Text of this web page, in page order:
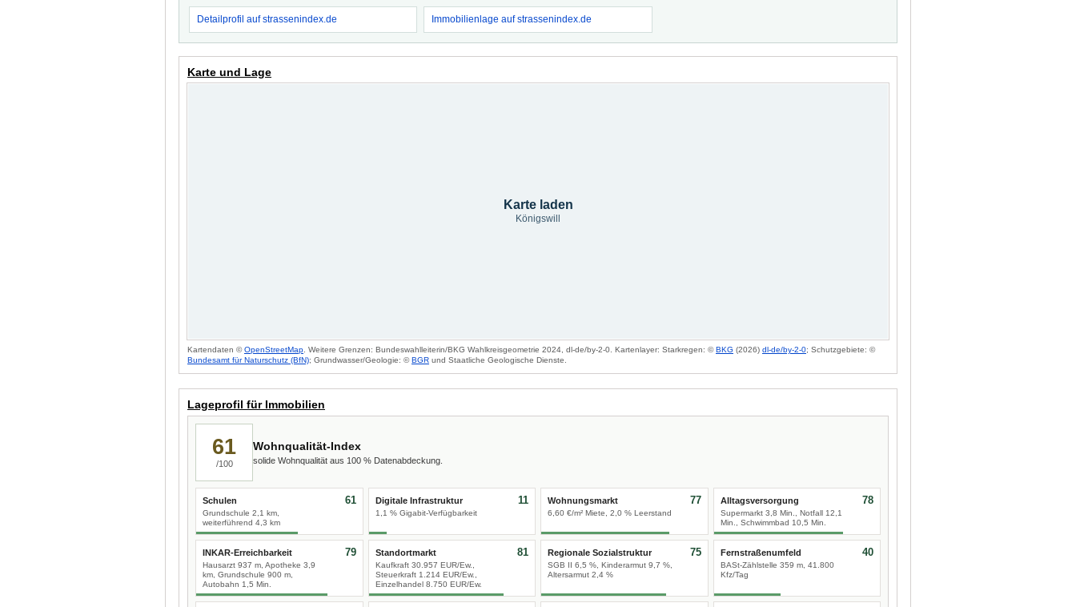
Detailprofil auf strassenindex.de Immobilienlage auf strassenindex.de
Karte und Lage
Karte laden
Königswill
Kartendaten ©OpenStreetMap . Weitere Grenzen: Bundeswahlleiterin/BKG Wahlkreisgeometrie 2024, dl-de/by-2-0. Kartenlayer: Starkregen: ©BKG (2026) dl-de/by-2-0; Schutzgebiete: ©
Bundesamt für Naturschutz (BfN); Grundwasser/Geologie: ©BGR und Staatliche Geologische Dienste.
Lageprofil für Immobilien
61
/100
Wohnqualität-Index
solide Wohnqualität aus 100 % Datenabdeckung.
Schulen
Grundschule 2,1 km,
weiterführend 4,3 km
61 Digitale Infrastruktur
1,1 % Gigabit-Verfügbarkeit
11 Wohnungsmarkt
6,60 €/m² Miete, 2,0 % Leerstand
77 Alltagsversorgung
Supermarkt 3,8 Min., Notfall 12,1
Min., Schwimmbad 10,5 Min.
78
INKAR-Erreichbarkeit
Hausarzt 937 m, Apotheke 3,9
km, Grundschule 900 m,
Autobahn 1,5 Min.
79 Standortmarkt
Kaufkraft 30.957 EUR/Ew.,
Steuerkraft 1.214 EUR/Ew.,
Einzelhandel 8.750 EUR/Ew.
81 Regionale Sozialstruktur
SGB II 6,5 %, Kinderarmut 9,7 %,
Altersarmut 2,4 %
75 Fernstraßenumfeld
BASt-Zählstelle 359 m, 41.800
Kfz/Tag
40